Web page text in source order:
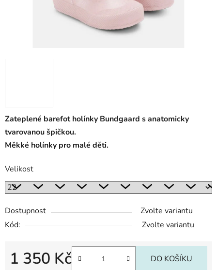
Zateplené barefot holínky Bundgaard s anatomicky
tvarovanou špičkou.
Měkké holínky pro malé děti.
Velikost
Dostupnost
Zvolte variantu
Kód:
Zvolte variantu
1 350 Kč DO KOŠÍKU